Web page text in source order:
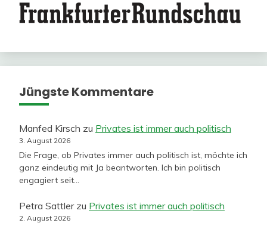
Jüngste Kommentare
Manfed Kirsch zu Privates ist immer auch politisch
3. August 2026
Die Frage, ob Privates immer auch politisch ist, möchte ich
ganz eindeutig mit Ja beantworten. Ich bin politisch
engagiert seit…
Petra Sattlerzu Privates ist immer auch politisch
2. August 2026